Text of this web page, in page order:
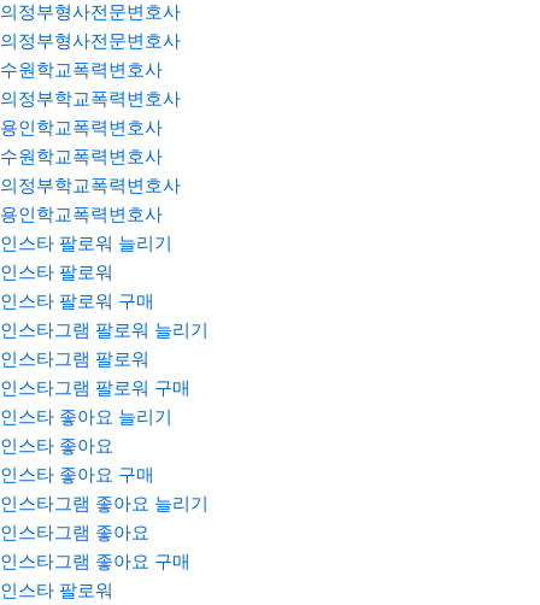
의정부형사전문변호사
의정부형사전문변호사
수원학교폭력변호사
의정부학교폭력변호사
용인학교폭력변호사
수원학교폭력변호사
의정부학교폭력변호사
용인학교폭력변호사
인스타 팔로워 늘리기
인스타 팔로워
인스타 팔로워 구매
인스타그램 팔로워 늘리기
인스타그램 팔로워
인스타그램 팔로워 구매
인스타 좋아요 늘리기
인스타 좋아요
인스타 좋아요 구매
인스타그램 좋아요 늘리기
인스타그램 좋아요
인스타그램 좋아요 구매
인스타 팔로워